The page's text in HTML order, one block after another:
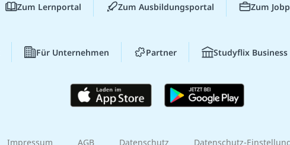
Zum Lernportal Zum Ausbildungsportal Zum
Für Unternehmen Partner Studyflix Business
Impressum AGB Datenschutz Datenschutz-